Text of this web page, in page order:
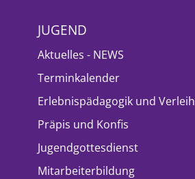
JUGEND
Aktuelles - NEWS
Terminkalender
Erlebnispädagogik und Verleih
Präpis und Konfis
Jugendgottesdienst
Mitarbeiterbildung